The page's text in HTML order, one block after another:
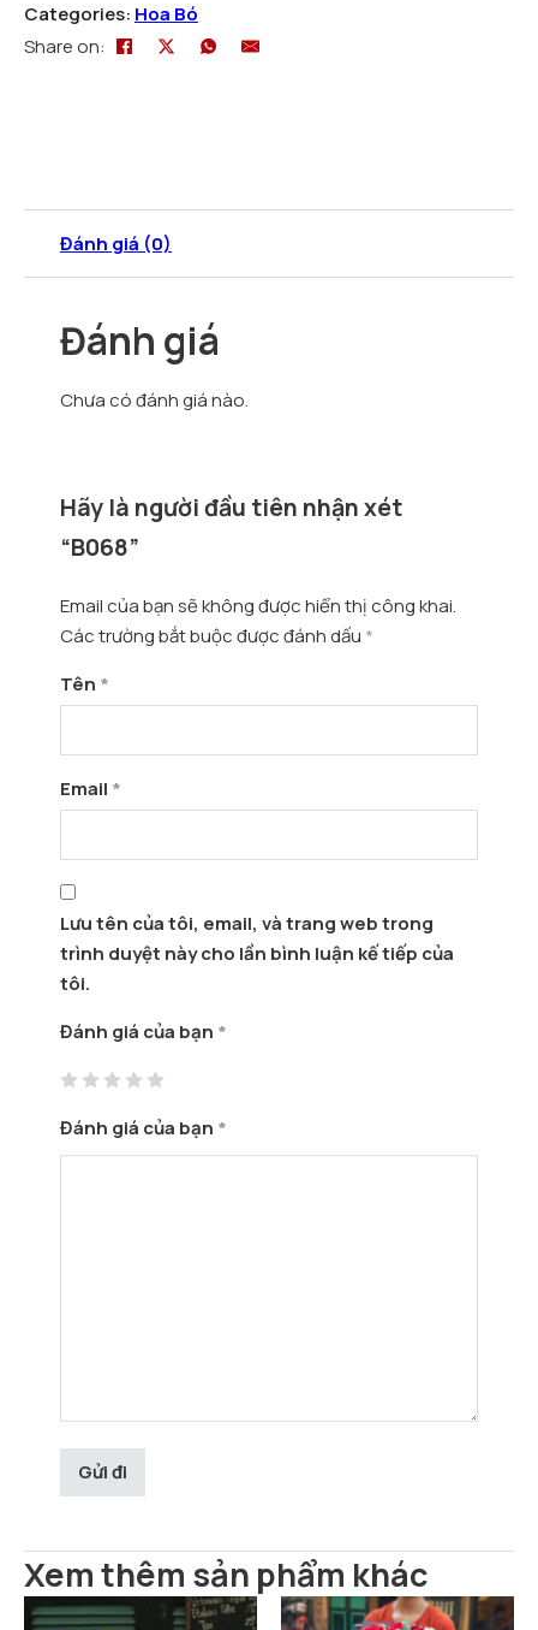
Categories: Hoa Bó
Share on:
Đánh giá (0)
Đánh giá
Chưa có đánh giá nào.
Hãy là người đầu tiên nhận xét
“B068”
Email của bạn sẽ không được hiển thị công khai.
Các trường bắt buộc được đánh dấu *
Tên *
Email *
Lưu tên của tôi, email, và trang web trong
trình duyệt này cho lần bình luận kế tiếp của
tôi.
Đánh giá của bạn *
Đánh giá của bạn *
Xem thêm sản phẩm khác